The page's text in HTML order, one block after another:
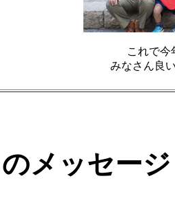
これで今
みなさん良
メッセージ